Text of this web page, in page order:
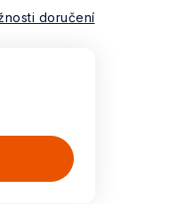
doručení